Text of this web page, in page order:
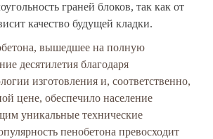
граней блоков, так как от
качество будущей кладки.
вышедшее на полную
десятилетия благодаря
изготовления и, соответственно,
цене, обеспечило население
уникальные технические
пенобетона превосходит